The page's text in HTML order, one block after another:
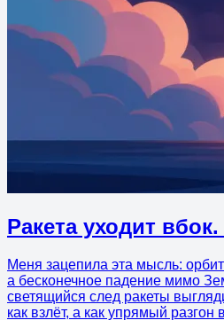
Ракета уходит
Меня зацепила эта мысль:
а бесконечное падение мимо
светящийся след ракеты
как взлёт, а как упрямый